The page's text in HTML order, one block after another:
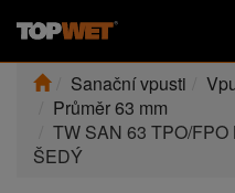
Sanační vpusti
Průměr 63 mm
TW SAN 63 TPO/
ŠEDÝ